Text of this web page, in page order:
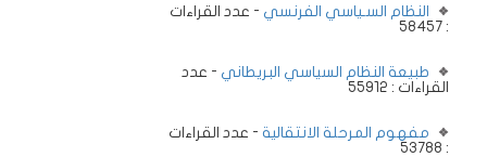
النظام السـياسي الفرنسي - عدد القراءات
: 58457
طبيعة النظام السياسي البريطاني - عدد
القراءات : 55912
مفهوم المرحلة الانتقالية - عدد القراءات
: 53788